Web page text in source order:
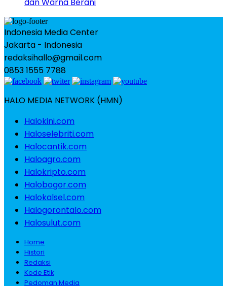
Indonesia Media Center
Jakarta - Indonesia
redaksihallo@gmail.com
0853 1555 7788
HALO MEDIA NETWORK (HMN)
Halokini.com
Haloselebriti.com
Halocantik.com
Haloagro.com
Halokripto.com
Halobogor.com
Halokalsel.com
Halogorontalo.com
Halosulut.com
Home
Histori
Redaksi
Kode Etik
Pedoman Media